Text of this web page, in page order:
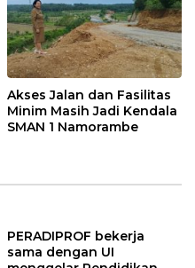
Akses Jalan dan Fasilitas
Minim Masih Jadi Kendala
SMAN 1 Namorambe
PERADIPROF bekerja
sama dengan UI